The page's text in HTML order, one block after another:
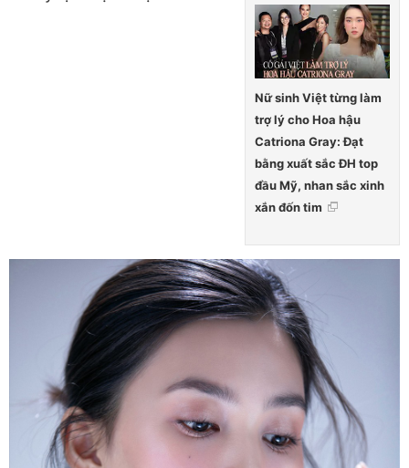
Nữ sinh Việt từng làm
trợ lý cho Hoa hậu
Catriona Gray: Đạt
bằng xuất sắc ĐH top
đầu Mỹ, nhan sắc xinh
xắn đốn tim